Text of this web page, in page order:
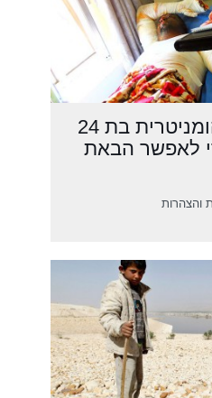
תימן: הפסקה הומניטרית בת 24
לאפשר הבאת
והצהרות